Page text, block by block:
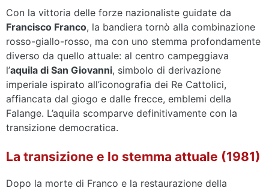
Con la vittoria delle forze nazionaliste guidate da
Francisco Franco, la bandiera tornò alla combinazione
rosso-giallo-rosso, ma con uno stemma profondamente
diverso da quello attuale: al centro campeggiava
l’aquila di San Giovanni, simbolo di derivazione
imperiale ispirato all’iconografia dei Re Cattolici,
affiancata dal giogo e dalle frecce, emblemi della
Falange. L’aquila scomparve definitivamente con la
transizione democratica.
La transizione e lo stemma attuale (1981)
Dopo la morte di Franco e la restaurazione della